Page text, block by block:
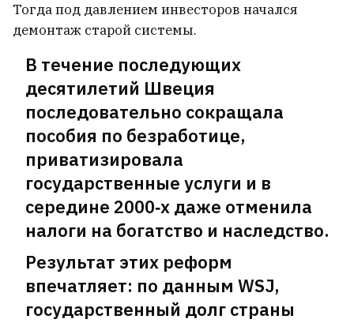
Тогда под давлением инвесторов начался
демонтаж старой системы.
В течение последующих
десятилетий Швеция
последовательно сокращала
пособия по безработице,
приватизировала
государственные услуги и в
середине 2000‑х даже отменила
налоги на богатство и наследство.
Результат этих реформ
впечатляет: по данным WSJ,
государственный долг страны
Дроны подожгли Ярославский НПЗ
Почему мужчин привлекают женские
ягодицы? Ученые и это объяснили
МИД России: Нужно быть
готовыми к продолжительным
боевым действиям
11